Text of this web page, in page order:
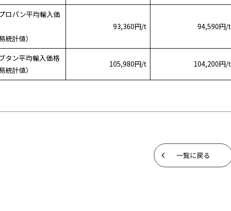
ロパン平均輸入価
統計値）
93,360円/t 94,590円/t
タン平均輸入価格
統計値）
105,980円/t 104,200円/t
一覧に戻る